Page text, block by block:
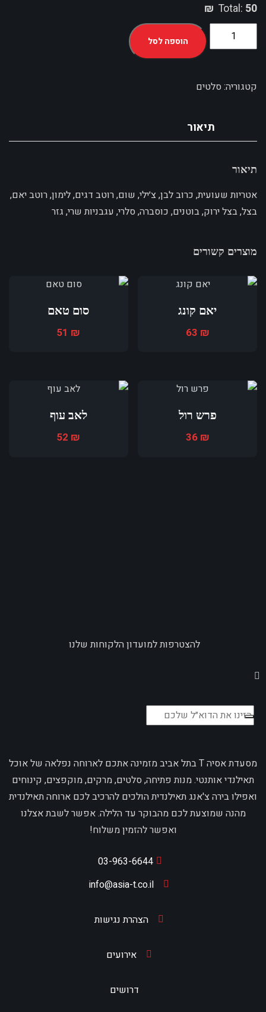
Total:50 ₪
הוספה לסל
קטגוריה:סלטים
תיאור
תיאור
אטריות שעועית, כרוב לבן, צ׳ילי, שום, רוטב דגים, לימון, רוטב יאם,
בצל, בצל ירוק, בוטנים, כוסברה, סלרי, עגבניות שרי, גזר
מוצרים קשורים
יאם קונג
63₪
סום טאם
51₪
פרש רול
36₪
לאב עוף
52₪
להצטרפות למועדון הלקוחות שלנו
מסעדת אסיה T בתל אביב מזמינה אתכם לארוחה נפלאה של אוכל
תאילנדי אותנטי. מנות פתיחה, סלטים, מרקים, מוקפצים, קינוחים
ואפילו בירה צ'אנג תאילנדית הולכים להרכיב לכם ארוחה תאילנדית
מהנה שמוצעת לכם מהבוקר עד הלילה. אפשר לשבת אצלנו
ואפשר להזמין משלוח!
03-963-6644
info@asia-t.co.il
הצהרת נגישות
אירועים
דרושים